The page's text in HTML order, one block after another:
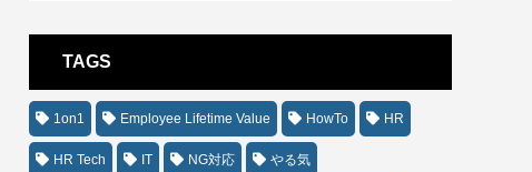
TAGS
1on1 Employee Lifetime Value HowTo HR
HR Tech IT NG対応 やる気